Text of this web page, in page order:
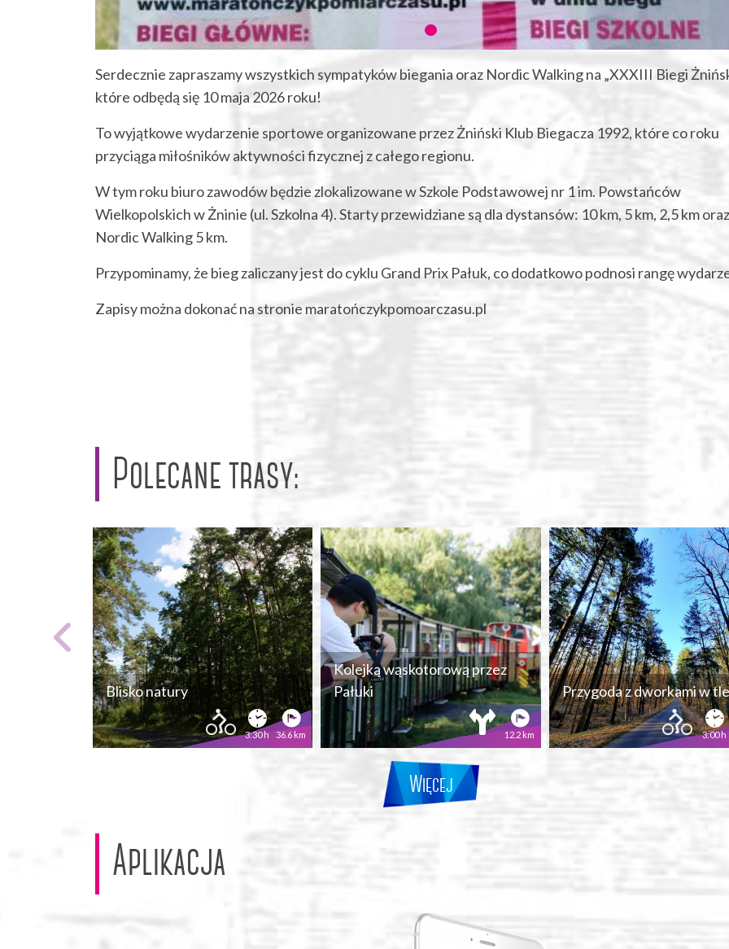
Serdecznie zapraszamy wszystkich sympatyków biegania oraz Nordic Walking na „XXXIII Biegi
które odbędą się 10 maja 2026 roku!
To wyjątkowe wydarzenie sportowe organizowane przez Żniński Klub Biegacza 1992, które co roku
przyciąga miłośników aktywności fizycznej z całego regionu.
W tym roku biuro zawodów będzie zlokalizowane w Szkole Podstawowej nr 1 im. Powstańców
Wielkopolskich w Żninie (ul. Szkolna 4). Starty przewidziane są dla dystansów: 10 km, 5 km, 2,5 km oraz
Nordic Walking 5 km.
Przypominamy, że bieg zaliczany jest do cyklu Grand Prix Pałuk, co dodatkowo podnosi rangę
Zapisy można dokonać na stronie maratończykpomoarczasu.pl
Polecane trasy:
Blisko natury
3:30 h 36.6 km
Kolejką wąskotorową przez
Pałuki
12.2 km
Przygoda z dworkami w tle
3:00 h
Więcej
Aplikacja